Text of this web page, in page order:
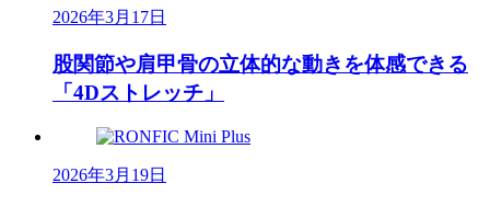
2026年3月17日
股関節や肩甲骨の立体的な動きを体感できる
「4Dストレッチ」
2026年3月19日